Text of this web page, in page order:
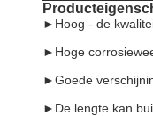
► Hoog - de
►Hoge
►Goede
►De lengte kan